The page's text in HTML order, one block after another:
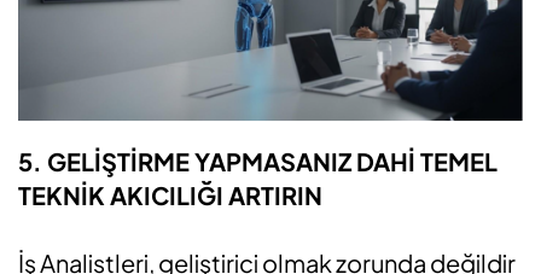
5. GELİŞTİRME YAPMASANIZ DAHİ TEMEL
TEKNİK AKICILIĞI ARTIRIN
İş Analistleri, geliştirici olmak zorunda değildir